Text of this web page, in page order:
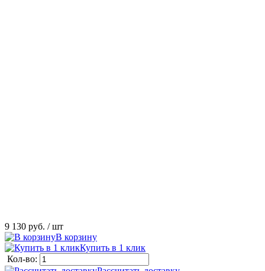
9 130 руб. / шт
В корзину
Купить в 1 клик
Кол-во: